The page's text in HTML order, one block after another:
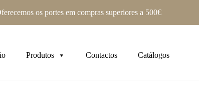
os portes em compras superiores a 500€
Produtos Contactos Catálogos